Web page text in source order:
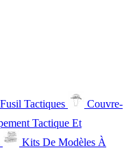
Tactiques
Couvre-
Tactique Et
Kits De Modèles À